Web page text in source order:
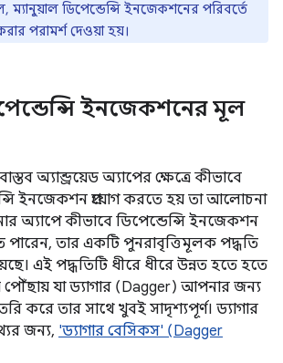
ম্যানুয়াল ডিপেন্ডেন্সি ইনজেকশনের পরিবর্তে
পরামর্শ দেওয়া হয়।
ইনজেকশনের মূল
অ্যান্ড্রয়েড অ্যাপের ক্ষেত্রে কীভাবে
ইনজেকশন প্রয়োগ করতে হয় তা আলোচনা
অ্যাপে কীভাবে ডিপেন্ডেন্সি ইনজেকশন
তার একটি পুনরাবৃত্তিমূলক পদ্ধতি
এই পদ্ধতিটি ধীরে ধীরে উন্নত হতে হতে
পৌঁছায় যা ড্যাগার (Dagger) আপনার জন্য
করে তার সাথে খুবই সাদৃশ্যপূর্ণ। ড্যাগার
জন্য, 'ড্যাগার বেসিকস' (Dagger